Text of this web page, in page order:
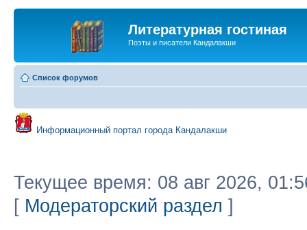
Литературная гостиная
Поэты и писатели Кандалакши
Список форумов
Информационный портал города Кандалакши
Текущее время: 08 авг 2026,
[ Модераторский раздел ]